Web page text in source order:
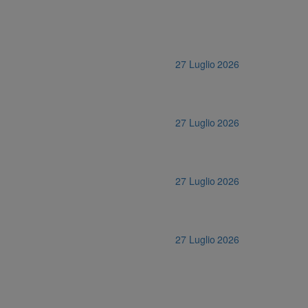
27 Luglio 2026
27 Luglio 2026
27 Luglio 2026
27 Luglio 2026